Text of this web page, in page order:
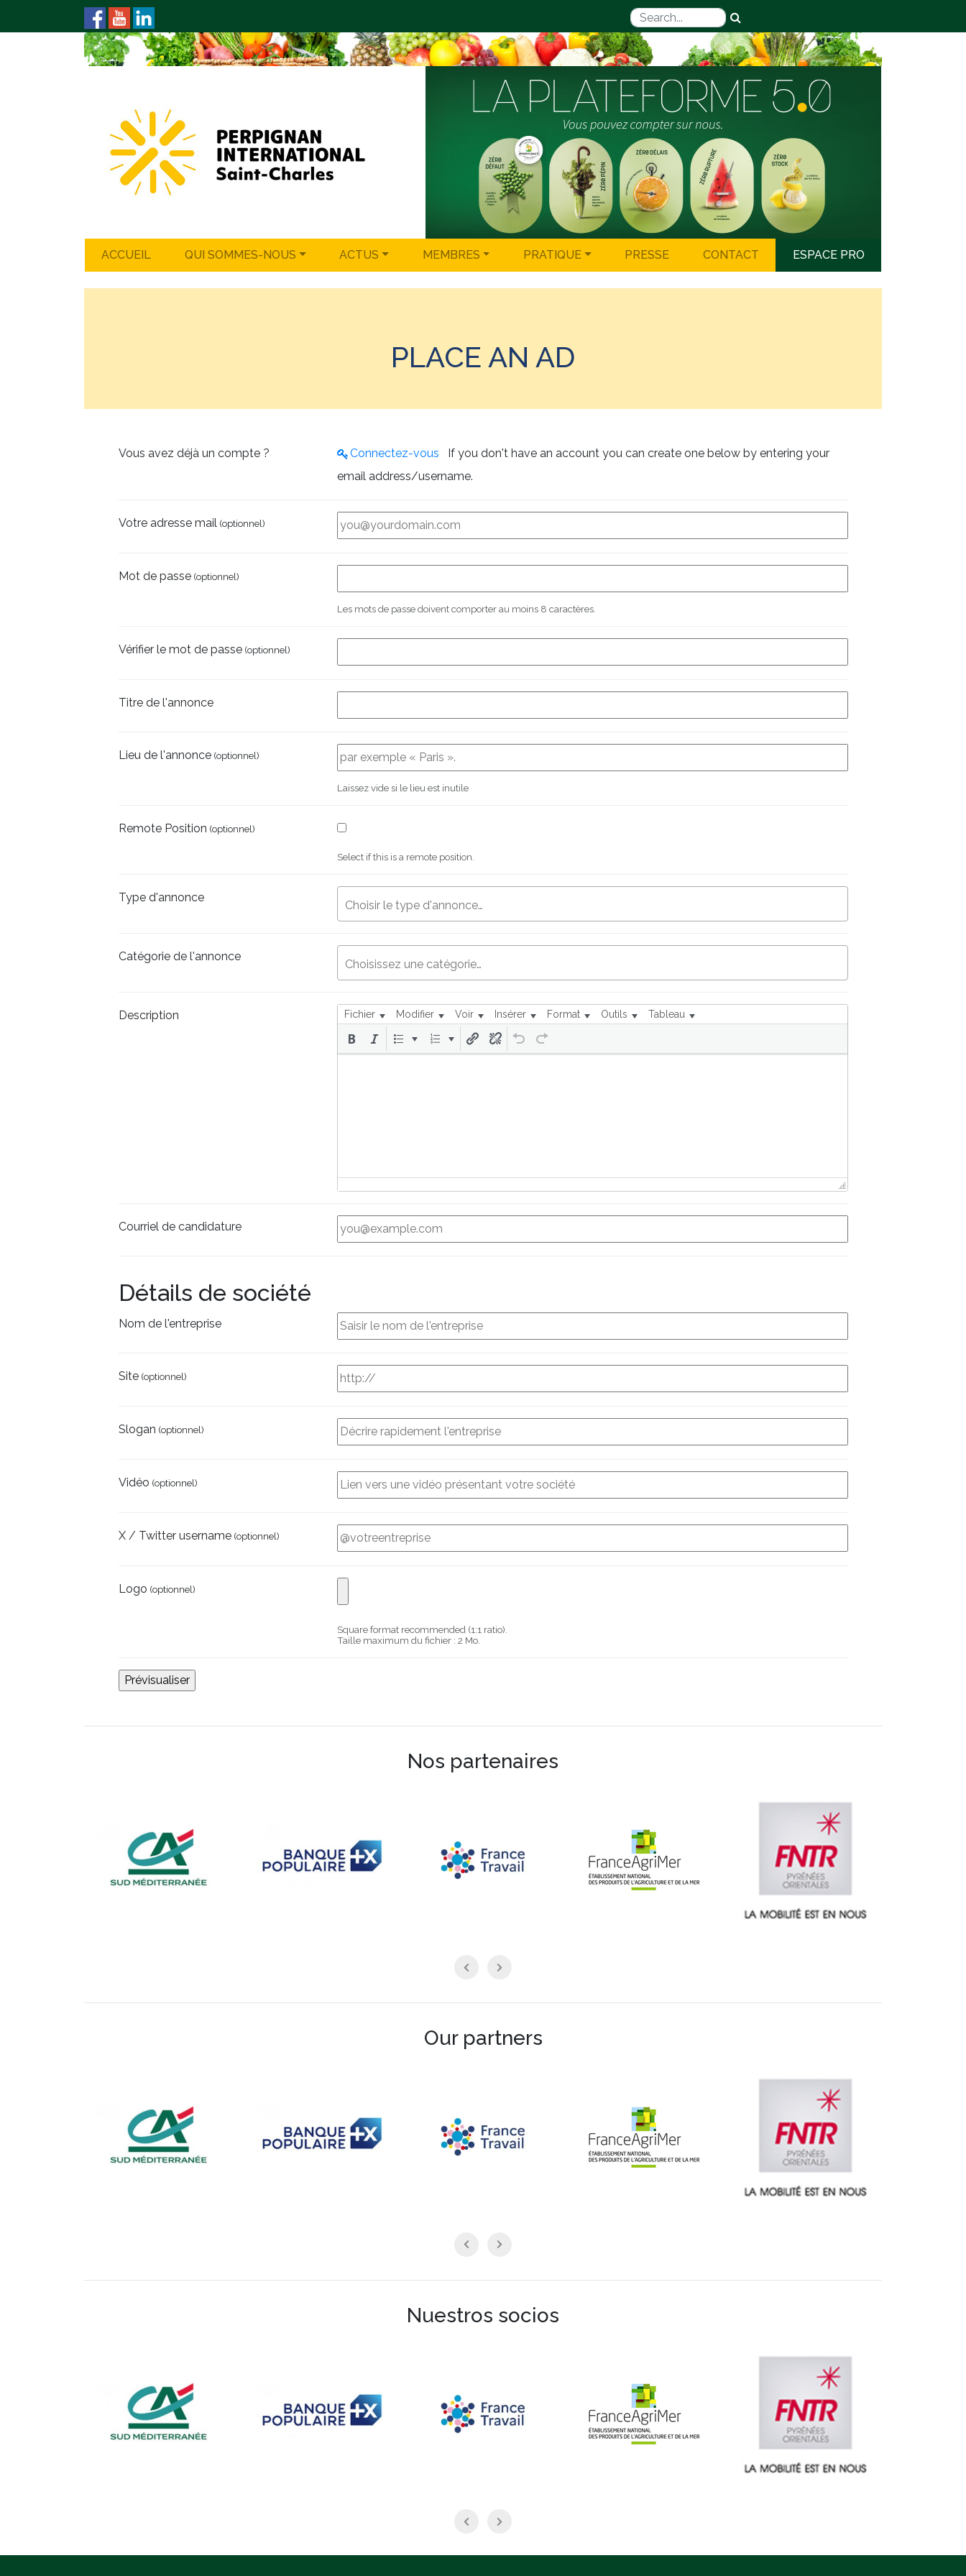
ACCUEIL QUI SOMMES-NOUS ACTUS MEMBRES PRATIQUE PRESSE CONTACT ESPACE PRO
PLACE AN AD
Vous avez déjà un compte ? Connectez-vous
email address/username.
Votre adresse mail (optionnel)
Mot de passe (optionnel)
Les mots de passe doivent comporter au moins 8 caractères.
Vérifier le mot de passe (optionnel)
Titre de l'annonce
Lieu de l'annonce (optionnel)
Laissez vide si le lieu est inutile
Remote Position (optionnel)
Select if this is a remote position.
Type d'annonce
Catégorie de l'annonce
Description Fichier Modifier Voir Insérer Format Outils Tableau
Courriel de candidature
Détails de société
Nom de l'entreprise
Site (optionnel)
Slogan (optionnel)
Vidéo (optionnel)
X / Twitter username (optionnel)
Logo (optionnel)
Square format recommended (1:1 ratio).
Taille maximum du fichier : 2 Mo.
Nos partenaires
Our partners
Nuestros socios